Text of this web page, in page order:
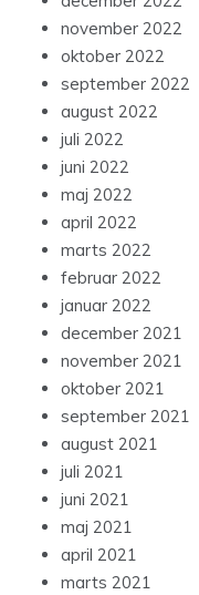
november 2022
oktober 2022
september 2022
august 2022
juli 2022
juni 2022
maj 2022
april 2022
marts 2022
februar 2022
januar 2022
december 2021
november 2021
oktober 2021
september 2021
august 2021
juli 2021
juni 2021
maj 2021
april 2021
marts 2021